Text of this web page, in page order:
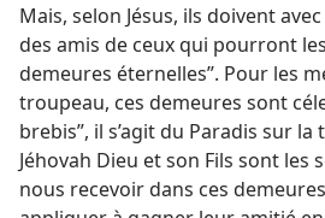
Mais, selon Jésus, ils doivent
des amis de ceux qui pourront
demeures éternelles”. Pour les
troupeau, ces demeures sont
brebis”, il s’agit du Paradis sur
Jéhovah Dieu et son Fils sont les
nous recevoir dans ces